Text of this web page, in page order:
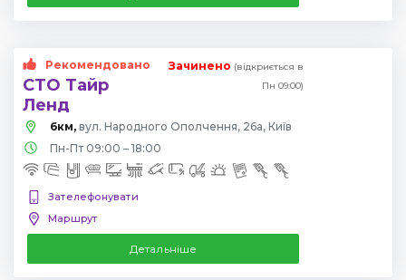
Рекомендовано
СТО Тайр
Ленд
Зачинено (відкриється в
Пн 09:00)
6км, вул. Народного Ополчення, 26а, Київ
Пн-Пт 09:00 – 18:00
Зателефонувати
Маршрут
Детальніше